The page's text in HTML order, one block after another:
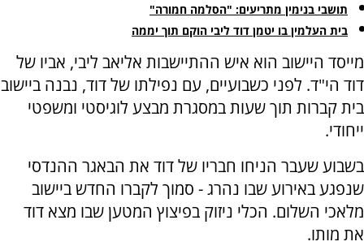
תושבי בנימין מתריעים: "הסלמה חמורה"
בית העלמין בו יטמן דוד ליבי הוקם תוך יממה
מייסד היישוב הוא איש ההתיישבות אליאב ליבי, אביו של
דוד הי"ד. לפני כשבועיים, עם נפילתו של דוד, נבנה ביישוב
בית קברות תוך שעות במסגרת מבצע לוגיסטי ומשפטי
ייחודי.
בשבוע שעבר הניחו חבריו של דוד את הבאגר ההנדסי
שנפגע באירוע שבו נהרג - סמוך לקברו החדש ביישוב
מלאכי השלום. הכלי ניזוק בפיצוץ המטען שבו מצא דוד
את מותו.